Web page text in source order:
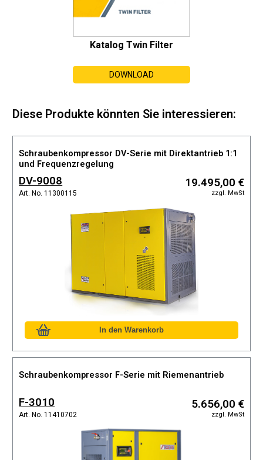
Katalog Twin Filter
DOWNLOAD
Diese Produkte könnten Sie interessieren:
Schraubenkompressor DV-Serie mit Direktantrieb 1:1
und Frequenzregelung
DV-9008
Art. No. 11300115
19.495,00 €
zzgl. MwSt
Schraubenkompressor F-Serie mit Riemenantrieb
F-3010
Art. No. 11410702
5.656,00 €
zzgl. MwSt